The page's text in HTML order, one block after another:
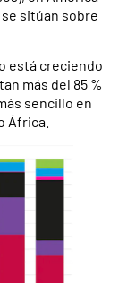
sitúan sobre
está creciendo
más del 85 %
sencillo en
África.